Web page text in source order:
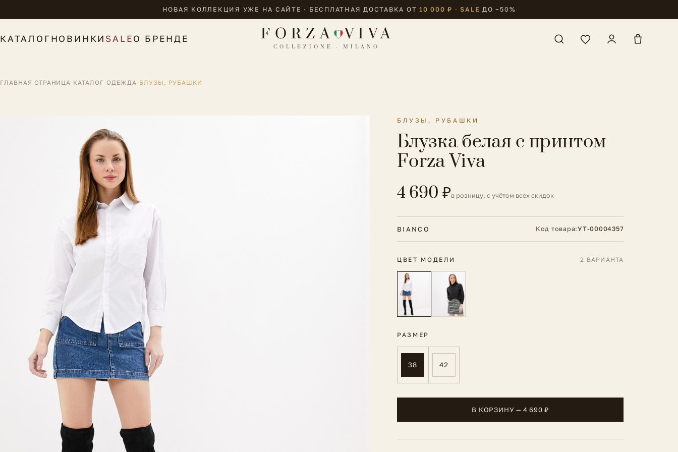
НОВАЯ КОЛЛЕКЦИЯ УЖЕ НА САЙТЕ · БЕСПЛАТНАЯ ДОСТАВКА ОТ10 000 ₽ · SALE ДО −50%
КАТАЛОГНОВИНКИ SALEО БРЕНДЕ FORZA VIVA
COLLEZIONE · MILANO
ГЛАВНАЯ СТРАНИЦА· КАТАЛОГ·ОДЕЖДА· БЛУЗЫ, РУБАШКИ
БЛУЗЫ, РУБАШКИ
Блузка белая с принтом
Forza Viva
4 690 ₽в розницу, с учётом всех скидок
BIANCO Код товара:УТ-00004357
ЦВЕТ МОДЕЛИ 2 ВАРИАНТА
РАЗМЕР
38 42
В КОРЗИНУ — 4 690 ₽